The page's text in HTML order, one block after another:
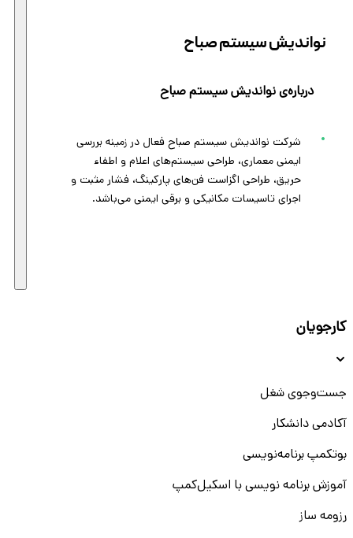
نواندیش سیستم صباح
درباره‌ی نواندیش سیستم صباح
شرکت نواندیش سیستم صباح فعال در زمینه بررسی
ایمنی معماری، طراحی سیستم‌های اعلام و اطفاء
حریق، طراحی اگزاست فن‌های پارکینگ، فشار مثبت و
اجرای تاسیسات مکانیکی و برقی ایمنی می‌باشد.
کارجویان
جست‌و‌جوی شغل
آکادمی دانشکار
بوتکمپ برنامه‌نویسی
آموزش برنامه نویسی با اسکیل‌کمپ
رزومه ساز